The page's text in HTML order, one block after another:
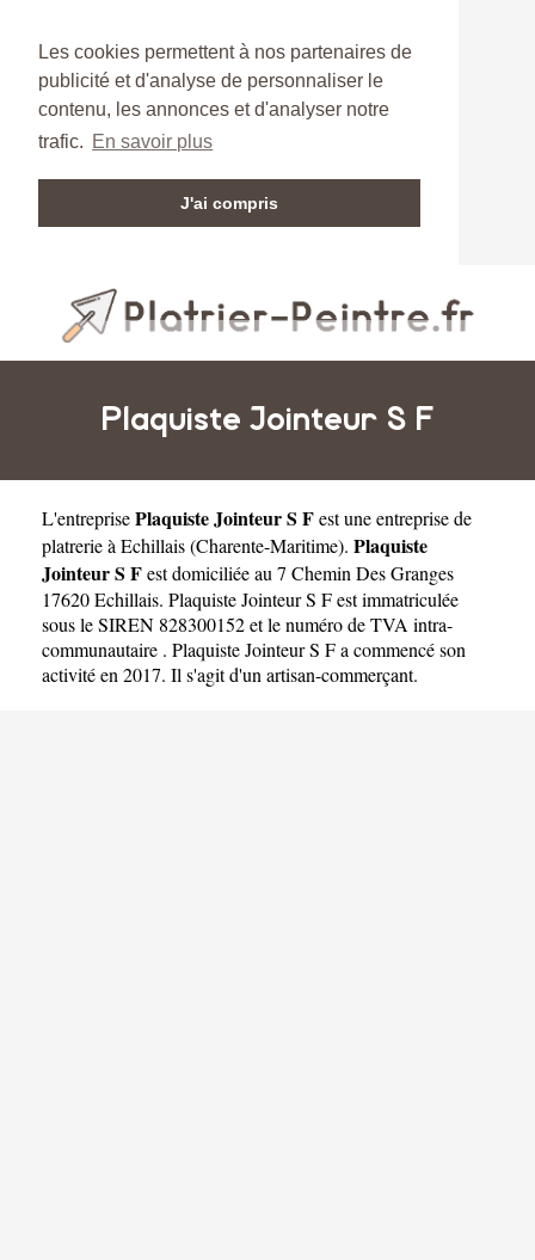
Les cookies permettent à nos partenaires de
publicité et d'analyse de personnaliser le
contenu, les annonces et d'analyser notre
trafic. En savoir plus
J'ai compris
Plaquiste Jointeur S F
L'entreprisePlaquiste Jointeur S Fest uneentreprise de
platrerie à Echillais(Charente-Maritime). Plaquiste
Jointeur S Fest domiciliée au 7 Chemin Des Granges
17620 Echillais. Plaquiste Jointeur S F est immatriculée
sous le SIREN 828300152 et le numéro de TVA intra-
communautaire . Plaquiste Jointeur S F a commencé son
activité en 2017. Il s'agit d'un artisan-commerçant.